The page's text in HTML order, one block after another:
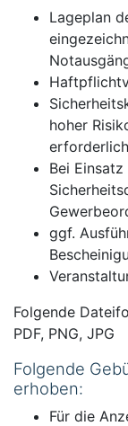
Lageplan
hoher
erforderlich
Bei
ggf.
Folgende
PDF, PNG, JPG
Folgende
erhoben:
Für die